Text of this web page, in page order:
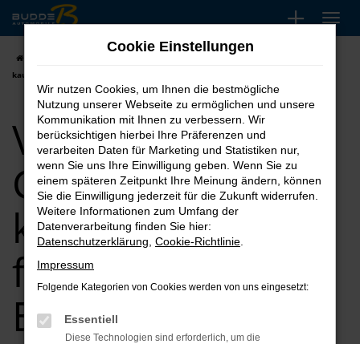
Zum
Hauptinhalt
springen
VW Tiguan Gebrauchtwagen
kaufen, leasen, finanzieren für Essen
VW Tiguan
Gebrauchtwagen
kaufen, leasen,
finanzieren für
Essen
Cookie Einstellungen
Wir nutzen Cookies, um Ihnen die bestmögliche
Nutzung unserer Webseite zu ermöglichen und unsere
Kommunikation mit Ihnen zu verbessern. Wir
berücksichtigen hierbei Ihre Präferenzen und
verarbeiten Daten für Marketing und Statistiken nur,
wenn Sie uns Ihre Einwilligung geben. Wenn Sie zu
einem späteren Zeitpunkt Ihre Meinung ändern, können
Sie die Einwilligung jederzeit für die Zukunft widerrufen.
Weitere Informationen zum Umfang der
Datenverarbeitung finden Sie hier:
Datenschutzerklärung Cookie-Richtlinie
Impressum
Folgende Kategorien von Cookies werden von uns eingesetzt:
Essentiell
Diese Technologien sind erforderlich, um die